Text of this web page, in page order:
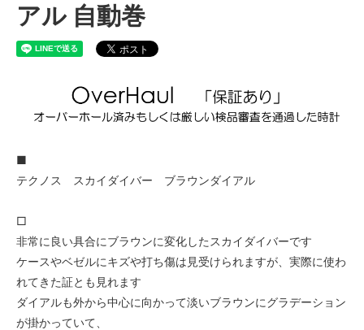
アル 自動巻
■
テクノス スカイダイバー ブラウンダイアル
□
非常に良い具合にブラウンに変化したスカイダイバーです
ケースやベゼルにキズや打ち傷は見受けられますが、実際に使わ
れてきた証とも見れます
ダイアルも外から中心に向かって淡いブラウンにグラデーション
が掛かっていて、